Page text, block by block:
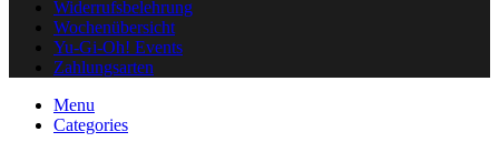
Widerrufsbelehrung
Wochenübersicht
Yu-Gi-Oh! Events
Zahlungsarten
Menu
Categories